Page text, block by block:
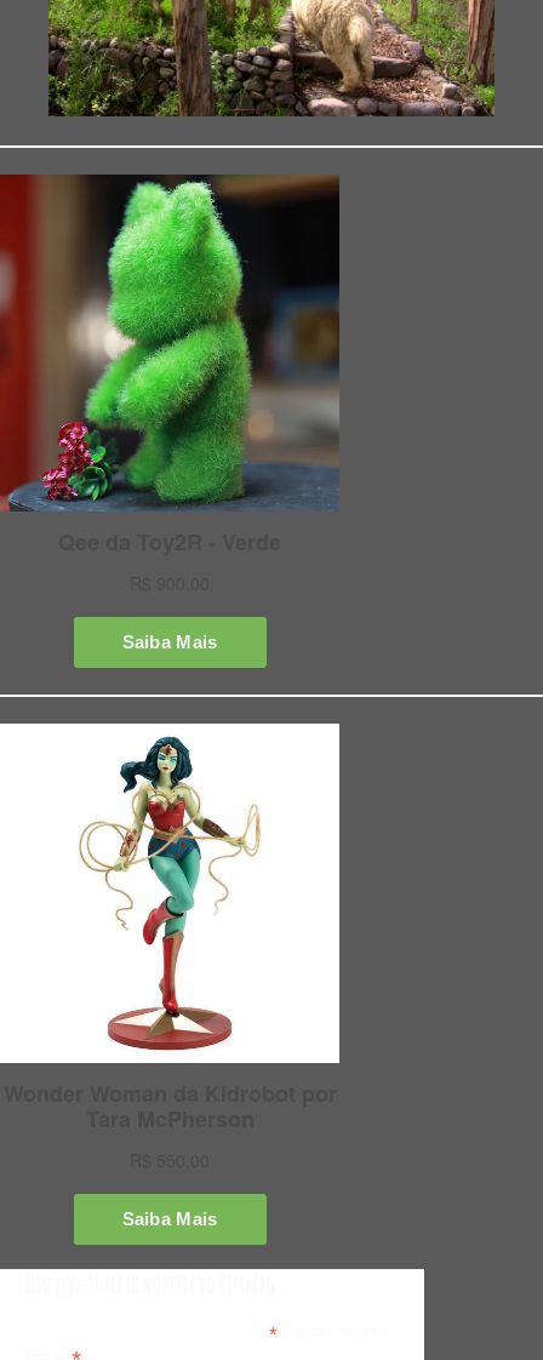
*indicates required